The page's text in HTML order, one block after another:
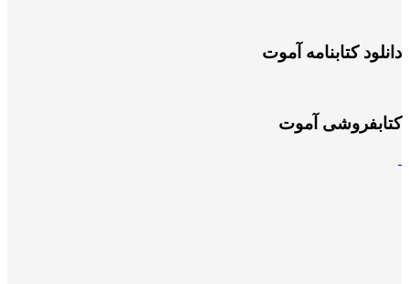
دانلود کتابنامه آموت
کتابفروشی آموت